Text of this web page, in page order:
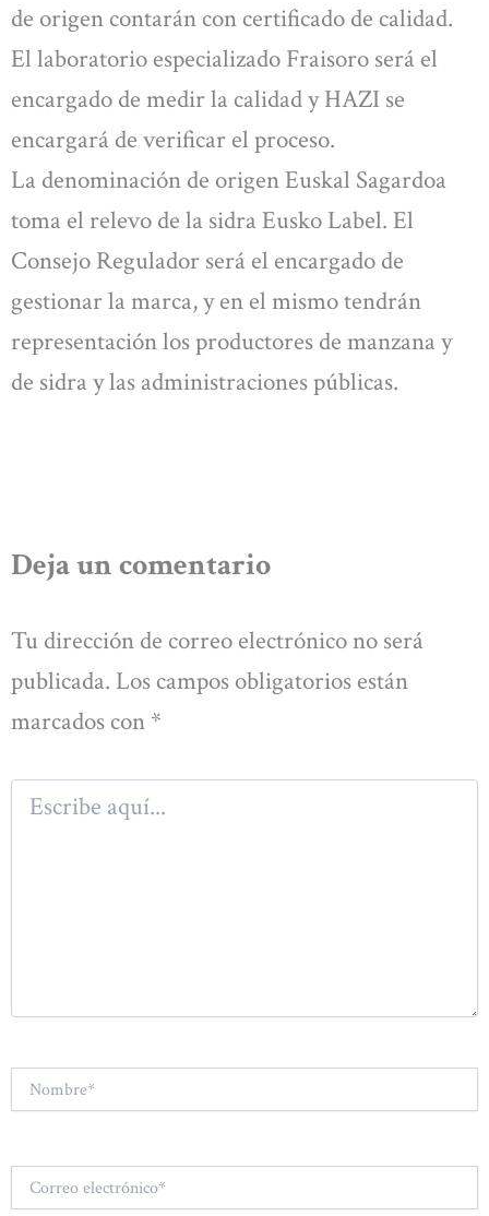
de origen contarán con certificado de calidad.
El laboratorio especializado Fraisoro será el
encargado de medir la calidad y HAZI se
encargará de verificar el proceso.
La denominación de origen Euskal Sagardoa
toma el relevo de la sidra Eusko Label. El
Consejo Regulador será el encargado de
gestionar la marca, y en el mismo tendrán
representación los productores de manzana y
de sidra y las administraciones públicas.
Deja un comentario
Tu dirección de correo electrónico no será
publicada. Los campos obligatorios están
marcados con *
Escribe
aquí...
electrónico*